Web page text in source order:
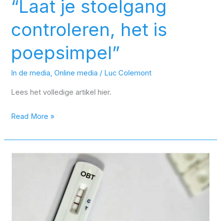
“Laat je stoelgang
controleren, het is
poepsimpel”
In de media,Online media / Luc Colemont
Lees het volledige artikel hier.
Read More »